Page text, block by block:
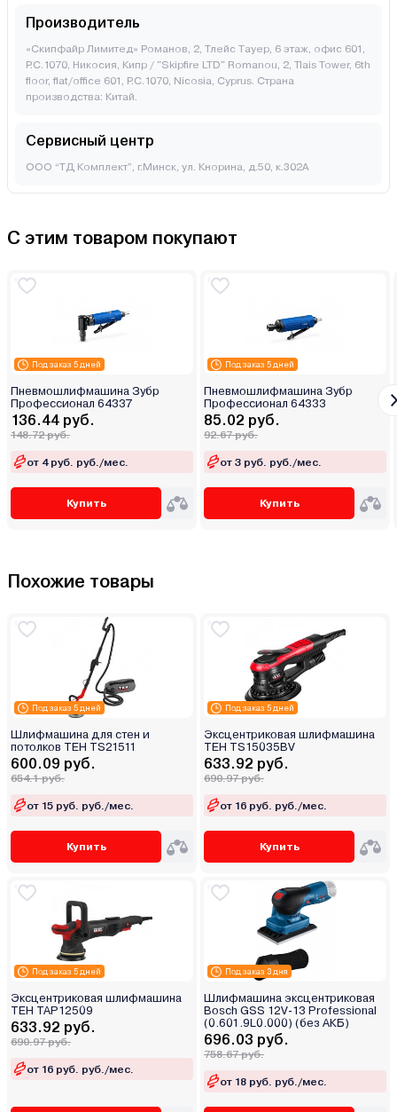
Производитель
«Скипфайр Лимитед» Романов, 2, Тлейс Тауер, 6 этаж, офис 601,
P.C.1070, Никосия, Кипр / "Skipfire LTD" Romanou, 2, Tlais Tower, 6th
floor, flat/office 601, P.C.1070, Nicosia, Cyprus. Страна
производства: Китай.
Сервисный центр
ООО “ТД Комплект”, г.Минск, ул. Кнорина, д.50, к.302А
С этим товаром покупают
Под заказ 5 дней
Пневмошлифмашина Зубр
Профессионал 64337
136.44 руб.
148.72 руб.
от 4 руб. руб./мес.
Купить
Под заказ 5 дней
Пневмошлифмашина Зубр
Профессионал 64333
85.02 руб.
92.67 руб.
от 3 руб. руб./мес.
Купить
Похожие товары
Под заказ 5 дней
Шлифмашина для стен и
потолков TEH TS21511
600.09 руб.
654.1 руб.
от 15 руб. руб./мес.
Купить
Под заказ 5 дней
Эксцентриковая шлифмашина
TEH TS15035BV
633.92 руб.
690.97 руб.
от 16 руб. руб./мес.
Купить
Под заказ 5 дней
Эксцентриковая шлифмашина
TEH TAP12509
633.92 руб.
690.97 руб.
от 16 руб. руб./мес.
Под заказ 3 дня
Шлифмашина эксцентриковая
Bosch GSS 12V-13 Professional
(0.601.9L0.000) (без АКБ)
696.03 руб.
758.67 руб.
от 18 руб. руб./мес.